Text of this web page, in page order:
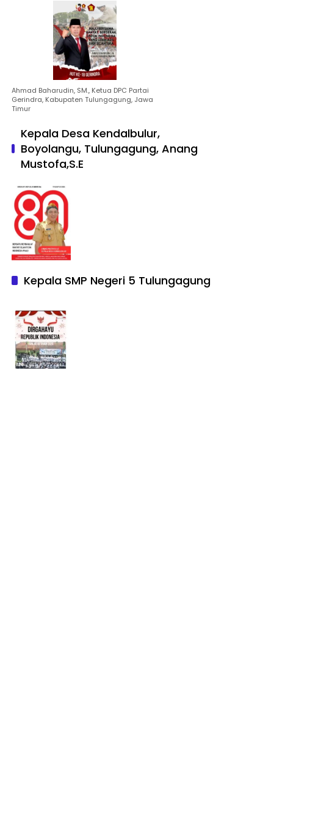
Ahmad Baharudin, SM., Ketua DPC Partai
Gerindra, Kabupaten Tulungagung, Jawa
Timur
Kepala Desa Kendalbulur,
Boyolangu, Tulungagung, Anang
Mustofa,S.E
Kepala SMP Negeri 5 Tulungagung